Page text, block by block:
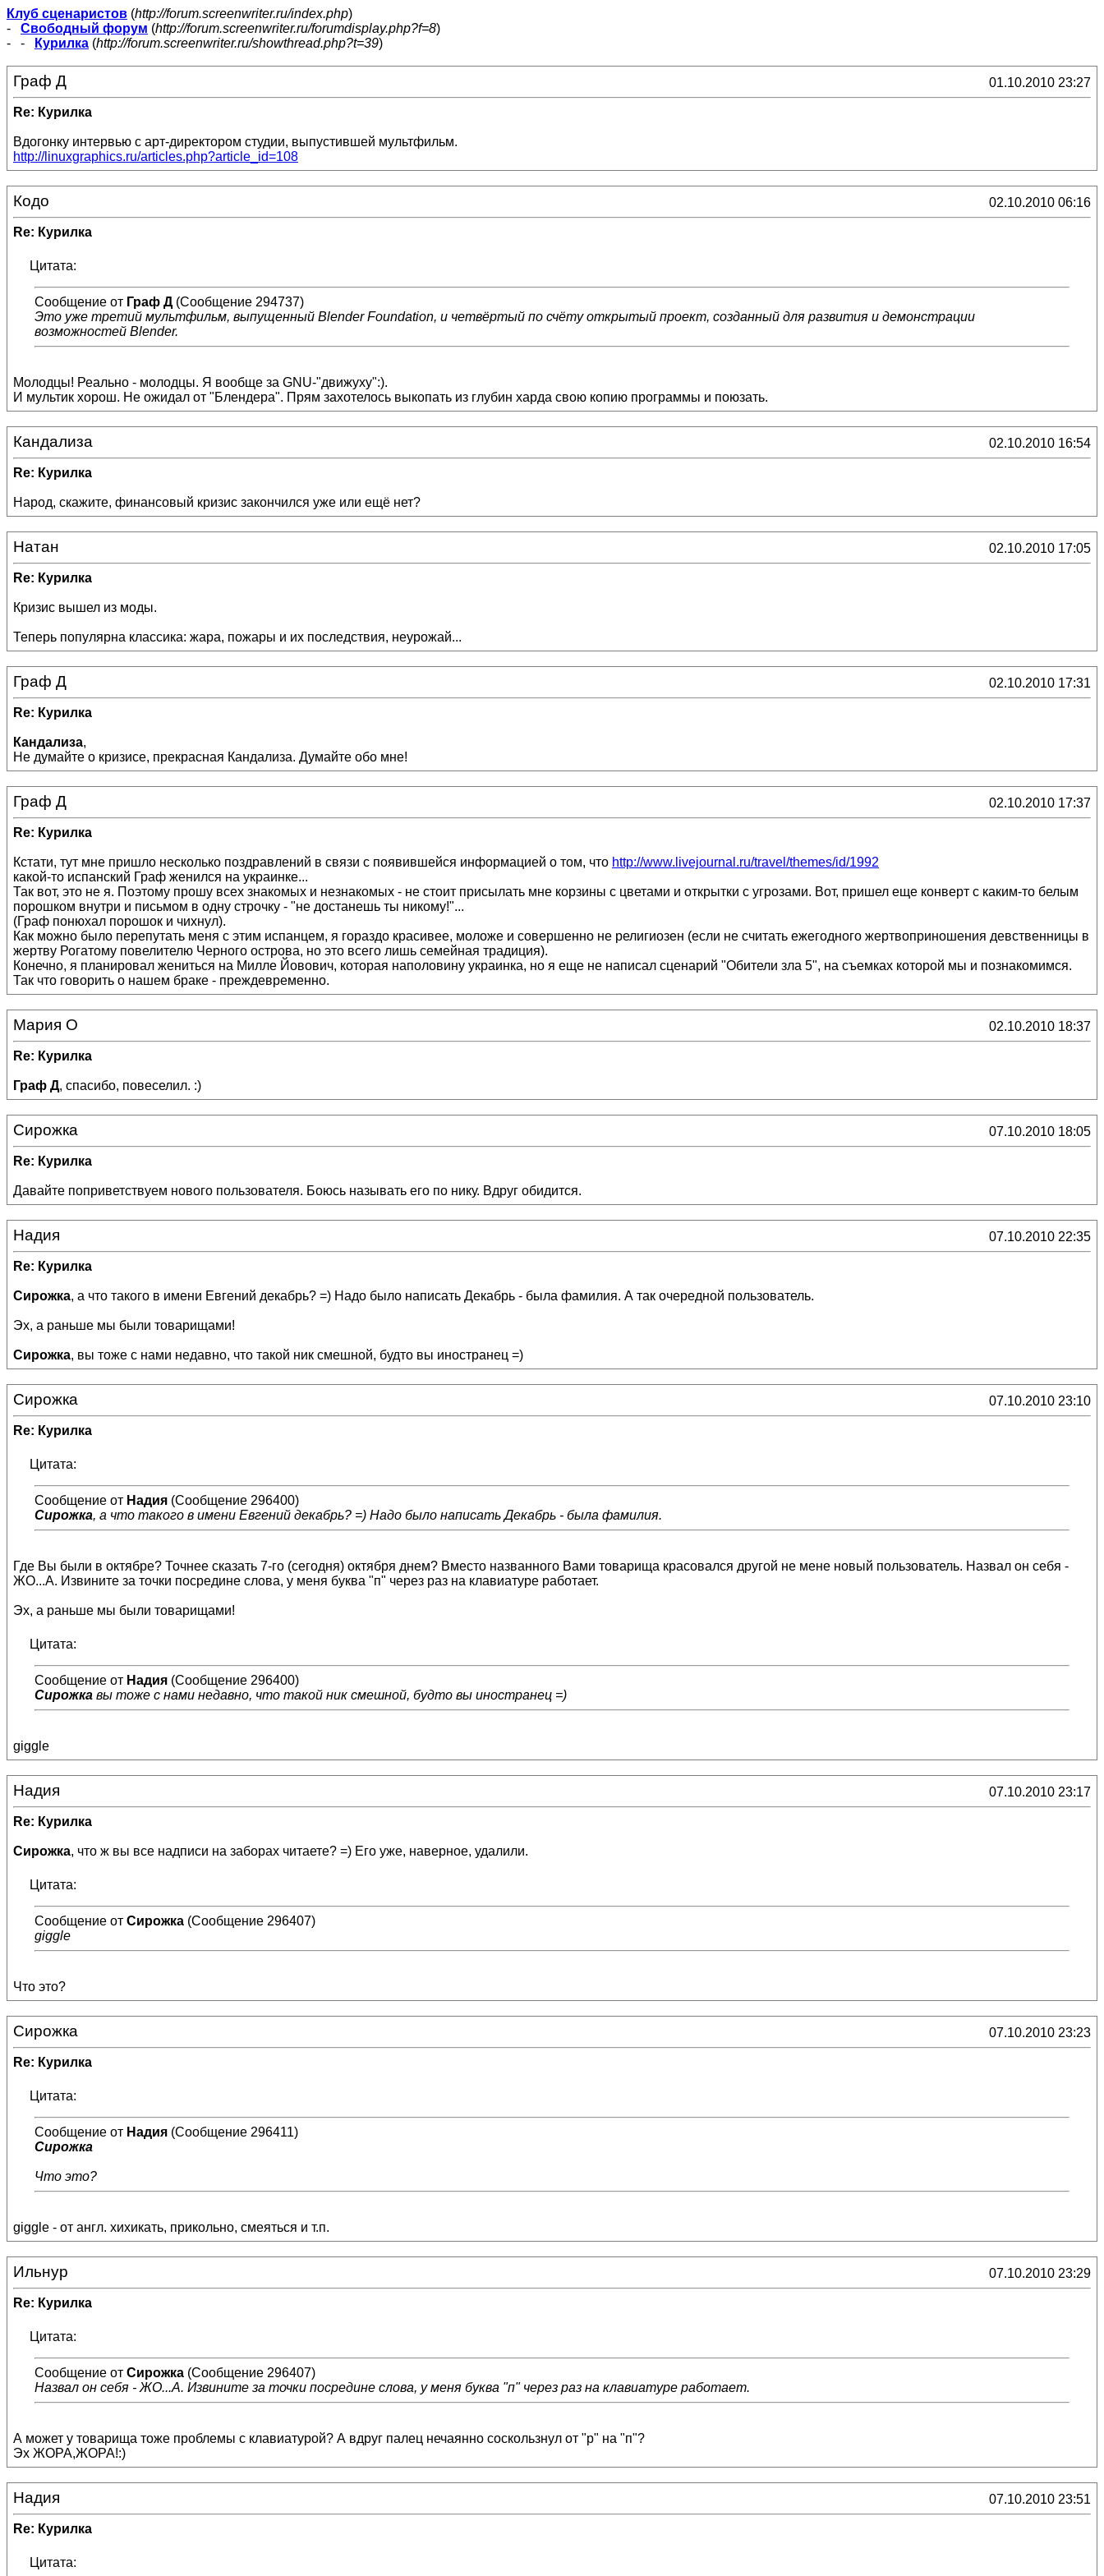
Клуб сценаристов (http://forum.screenwriter.ru/index.php)
- Свободный форум (http://forum.screenwriter.ru/forumdisplay.php?f=8)
- -
Курилка (http://forum.screenwriter.ru/showthread.php?t=39)
Граф Д 01.10.2010 23:27
Re: Курилка
Вдогонку интервью с арт-директором студии, выпустившей мультфильм.
http://linuxgraphics.ru/articles.php?article_id=108
Кодо 02.10.2010 06:16
Re: Курилка
Цитата:
Сообщение от Граф Д(Сообщение 294737)
Это уже третий мультфильм, выпущенный Blender Foundation, и четвёртый по счёту открытый проект, созданный для развития и демонстрации
возможностей Blender.
Молодцы! Реально - молодцы. Я вообще за GNU-"движуху":).
И мультик хорош. Не ожидал от "Блендера". Прям захотелось выкопать из глубин харда свою копию программы и поюзать.
Кандализа 02.10.2010 16:54
Re: Курилка
Народ, скажите, финансовый кризис закончился уже или ещё нет?
Натан 02.10.2010 17:05
Re: Курилка
Кризис вышел из моды.
Теперь популярна классика: жара, пожары и их последствия, неурожай...
Граф Д 02.10.2010 17:31
Re: Курилка
Кандализа,
Не думайте о кризисе, прекрасная Кандализа. Думайте обо мне!
Граф Д 02.10.2010 17:37
Re: Курилка
Кстати, тут мне пришло несколько поздравлений в связи с появившейся информацией о том, что http://www.livejournal.ru/travel/themes/id/1992
какой-то испанский Граф женился на украинке...
Так вот, это не я. Поэтому прошу всех знакомых и незнакомых - не стоит присылать мне корзины с цветами и открытки с угрозами. Вот, пришел еще конверт с каким-то белым
порошком внутри и письмом в одну строчку - "не достанешь ты никому!"...
(Граф понюхал порошок и чихнул).
Как можно было перепутать меня с этим испанцем, я гораздо красивее, моложе и совершенно не религиозен (если не считать ежегодного жертвоприношения девственницы в
жертву Рогатому повелителю Черного острова, но это всего лишь семейная традиция).
Конечно, я планировал жениться на Милле Йовович, которая наполовину украинка, но я еще не написал сценарий "Обители зла 5", на съемках которой мы и познакомимся.
Так что говорить о нашем браке - преждевременно.
Мария О 02.10.2010 18:37
Re: Курилка
Граф Д, спасибо, повеселил. :)
Сирожка 07.10.2010 18:05
Re: Курилка
Давайте поприветствуем нового пользователя. Боюсь называть его по нику. Вдруг обидится.
Надия 07.10.2010 22:35
Re: Курилка
Сирожка, а что такого в имени Евгений декабрь? =) Надо было написать Декабрь - была фамилия. А так очередной пользователь.
Эх, а раньше мы были товарищами!
Сирожка, вы тоже с нами недавно, что такой ник смешной, будто вы иностранец =)
Сирожка 07.10.2010 23:10
Re: Курилка
Цитата:
Сообщение от Надия (Сообщение 296400)
Сирожка, а что такого в имени Евгений декабрь? =) Надо было написать Декабрь - была фамилия.
Где Вы были в октябре? Точнее сказать 7-го (сегодня) октября днем? Вместо названного Вами товарища красовался другой не мене новый пользователь. Назвал он себя -
ЖО...А. Извините за точки посредине слова, у меня буква "п" через раз на клавиатуре работает.
Эх, а раньше мы были товарищами!
Цитата:
Сообщение от Надия (Сообщение 296400)
Сирожка вы тоже с нами недавно, что такой ник смешной, будто вы иностранец =)
giggle
Надия 07.10.2010 23:17
Re: Курилка
Сирожка, что ж вы все надписи на заборах читаете? =) Его уже, наверное, удалили.
Цитата:
Сообщение от Сирожка (Сообщение 296407)
giggle
Что это?
Сирожка 07.10.2010 23:23
Re: Курилка
Цитата:
Сообщение от Надия (Сообщение 296411)
Сирожка
Что это?
giggle - от англ. хихикать, прикольно, смеяться и т.п.
Ильнур 07.10.2010 23:29
Re: Курилка
Цитата:
Сообщение от Сирожка (Сообщение 296407)
Назвал он себя - ЖО...А. Извините за точки посредине слова, у меня буква "п" через раз на клавиатуре работает.
А может у товарища тоже проблемы с клавиатурой? А вдруг палец нечаянно соскользнул от "р" на "п"?
Эх ЖОРА,ЖОРА!:)
Надия 07.10.2010 23:51
Re: Курилка
Цитата: